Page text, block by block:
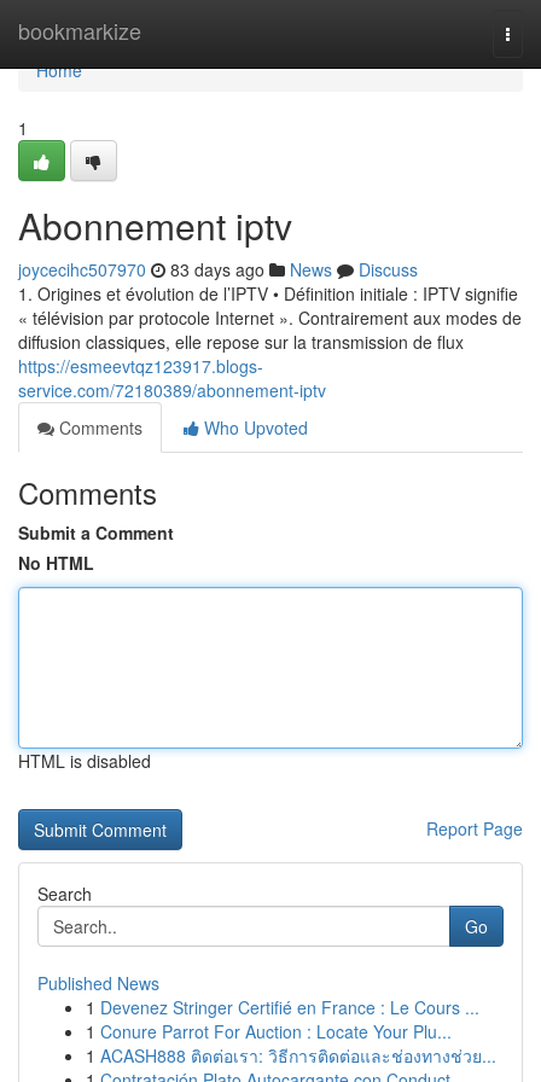
bookmarkize
Home
Home
1
Abonnement iptv
joycecihc507970 83 days ago News
Discuss
1. Origines et évolution de l’IPTV • Définition initiale : IPTV signifie
« télévision par protocole Internet ». Contrairement aux modes de
diffusion classiques, elle repose sur la transmission de flux
https://esmeevtqz123917.blogs-
service.com/72180389/abonnement-iptv
Comments
Who Upvoted
Comments
Submit a Comment
No HTML
HTML is disabled
Report Page
Search
Go
Published News
1 Devenez Stringer Certifié en France : Le Cours ...
1 Conure Parrot For Auction : Locate Your Plu...
1 ACASH888 ติดต่อเรา: วิธีการติดต่อและช่องทางช่วย...